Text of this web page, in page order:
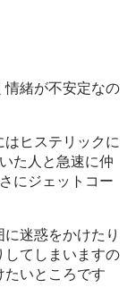
情緒が不安定なの
ヒステリックに
た人と急速に仲
にジェットコー
迷惑をかけたり
てしまいますの
いところです